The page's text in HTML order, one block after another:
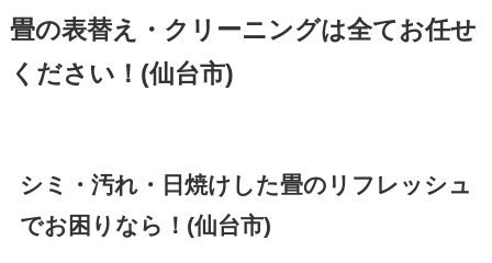
畳の表替え・クリーニングは全てお任せ
ください！(仙台市)
シミ・汚れ・日焼けした畳のリフレッシュ
でお困りなら！(仙台市)